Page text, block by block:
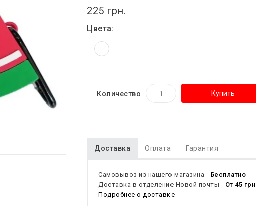
225 грн.
Цвета:
Количество Купить
Доставка Оплата Гарантия
Самовывоз из нашего магазина - Бесплатно
Доставка в отделение Новой почты - От 45 грн
Подробнее о доставке